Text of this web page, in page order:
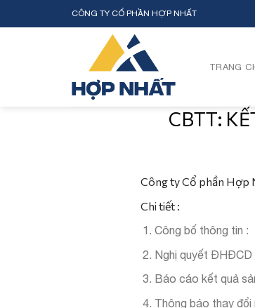
to
CÔNG TY CỔ PHẦN HỢP NHẤT
TRANG
CBTT:
Công ty Cổ phần Hợp
Chi tiết :
Công bố thông tin :
Nghị quyết
Báo cáo kết quả
Thông báo thay đổi